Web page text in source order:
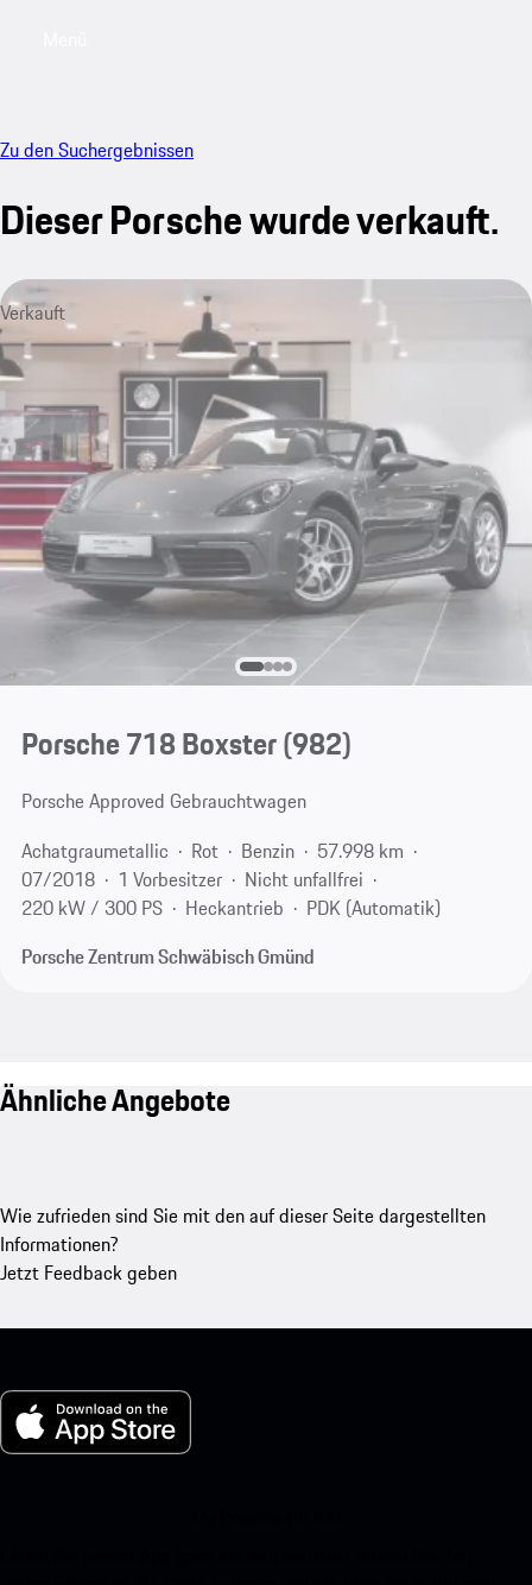
Zu den Suchergebnissen
Dieser Porsche wurde verkauft.
Verkauft
Porsche 718 Boxster(982)
Porsche Approved Gebrauchtwagen
Achatgraumetallic
Rot Benzin
57.998 km
07/2018
1 Vorbesitzer
Nicht unfallfrei
220 kW / 300 PS
Heckantrieb
PDK (Automatik)
Porsche Zentrum Schwäbisch Gmünd
Ähnliche Angebote
Wie zufrieden sind Sie mit den auf dieser Seite dargestellten
Informationen?
Jetzt Feedback geben